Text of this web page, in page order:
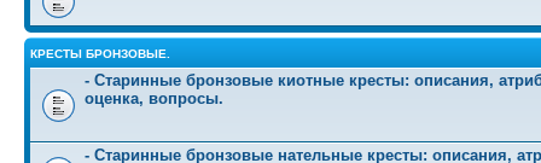
КРЕСТЫ БРОНЗОВЫЕ.
- Старинные бронзовые киотные кресты: описания,
оценка, вопросы.
- Старинные бронзовые нательные кресты: описания,